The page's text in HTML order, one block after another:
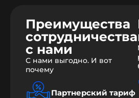
Преимущества
сотрудничества
с нами
С нами выгодно. И вот
почему
Партнерский тариф